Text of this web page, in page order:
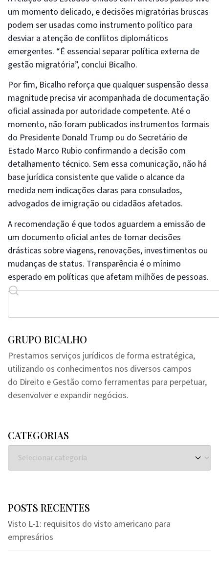
um momento delicado, e decisões migratórias bruscas
podem ser usadas como instrumento político para
desviar a atenção de conflitos diplomáticos
emergentes. “É essencial separar política externa de
gestão migratória”, conclui Bicalho.
Por fim, Bicalho reforça que qualquer suspensão dessa
magnitude precisa vir acompanhada de documentação
oficial assinada por autoridade competente. Até o
momento, não foram publicados instrumentos formais
do Presidente Donald Trump ou do Secretário de
Estado Marco Rubio confirmando a decisão com
detalhamento técnico. Sem essa comunicação, não há
base jurídica consistente que valide o alcance da
medida nem indicações claras para consulados,
advogados de imigração ou cidadãos afetados.
A recomendação é que todos aguardem a emissão de
um documento oficial antes de tomar decisões
drásticas sobre viagens, renovações, investimentos ou
mudanças de status. Transparência é o mínimo
esperado em políticas que afetam milhões de pessoas.
GRUPO BICALHO
Prestamos serviços jurídicos de forma estratégica,
utilizando os conhecimentos nos diversos campos
do Direito e Gestão como ferramentas para perpetuar,
desenvolver e expandir negócios.
CATEGORIAS
POSTS RECENTES
Visto L-1: requisitos do visto americano para
empresários